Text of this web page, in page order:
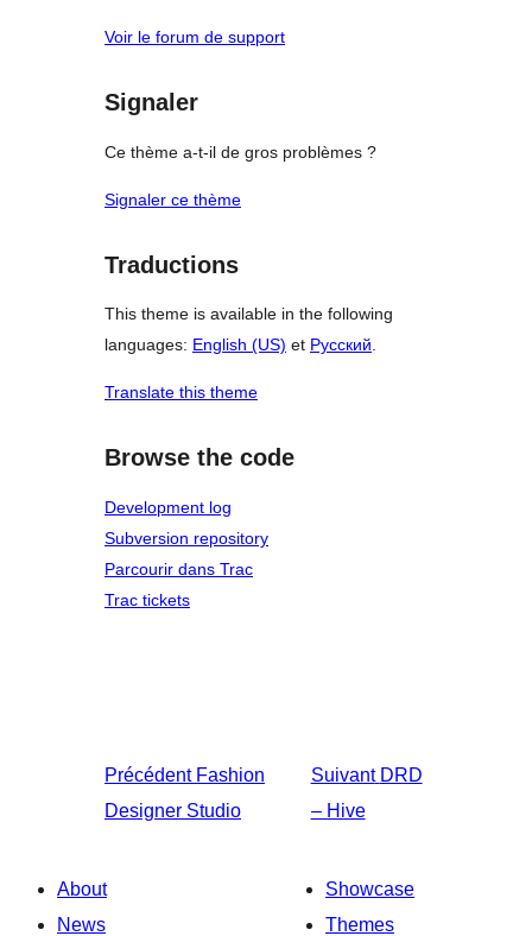
Voir le forum de support
Signaler
Ce thème a-t-il de gros problèmes ?
Signaler ce thème
Traductions
This theme is available in the following
languages: English (US) et Русский.
Translate this theme
Browse the code
Development log
Subversion repository
Parcourir dans Trac
Trac tickets
Précédent Fashion
Designer Studio
Suivant DRD
– Hive
About
News
Showcase
Themes